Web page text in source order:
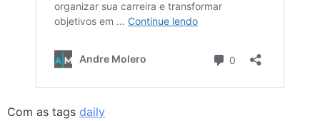
Com as tags daily